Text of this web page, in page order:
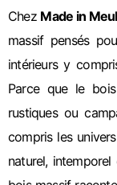
Chez Made in
massif pensés
intérieurs y
Parce que le
rustiques ou
compris les
naturel,